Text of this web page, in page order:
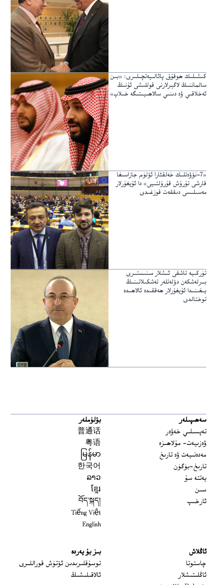
كىشىلىك ھوقۇق پائالىيەتچىلىرى: «بىن
سالماننىڭ لاگېرلارنى قوللىشى ئۇنىڭ
ئەخلاقىي ۋە دىنىي سالاھىيىتىگە خىلاپ»
«7-نۆۋەتلىك خەلقئارا ئۆلۈم جازاسىغا
قارشى تۇرۇش قۇرۇلتىيى» دا ئۇيغۇرلار
مەسىلىسى دىققەت قوزغىدى
تۈركىيە تاشقى ئىشلار مىنىستىرى
بىرلەشكەن دۆلەتلەر تەشكىلاتىنىڭ
يىغىنىدا ئۇيغۇرلار ھەققىدە ئالاھىدە
توختالدى
سەھىپىلەر
تەپسىلىي خەۋەر
ۋەزىيەت- مۇلاھىزە
مەدەنىيەت ۋە تارىخ
تارىخ-بۈگۈن
يەتتە سۇ
سىن
ئارخىپ
بۆلۈملەر
普通话
粤语
မြန်မာ
한국어
ລາວ
ខ្មែរ
བོད་སྐད།
Tiếng Việt
English
ئاڭلاش
چاستوتا
ئاڭلىتىشلار
بىز بۇ يەردە
توسۇقلىرىدىن ئۆتۈش قوراللىرى
ئالاقىلىشىڭ